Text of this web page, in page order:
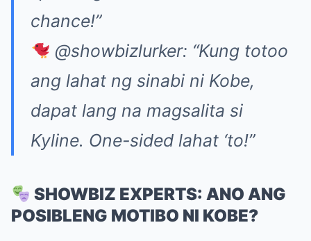
chance!”
@showbizlurker: “Kung totoo
ang lahat ng sinabi ni Kobe,
dapat lang na magsalita si
Kyline. One-sided lahat ‘to!”
SHOWBIZ EXPERTS: ANO ANG
POSIBLENG MOTIBO NI KOBE?